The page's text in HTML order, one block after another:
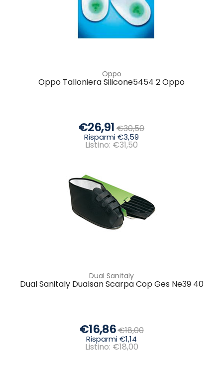
Oppo
Oppo Talloniera Silicone5454 2 Oppo
€26,91 €30,50
Risparmi €3,59
Listino: €31,50
Dual Sanitaly
Dual Sanitaly Dualsan Scarpa Cop Ges Ne39 40
€16,86€18,00
Risparmi €1,14
Listino: €18,00